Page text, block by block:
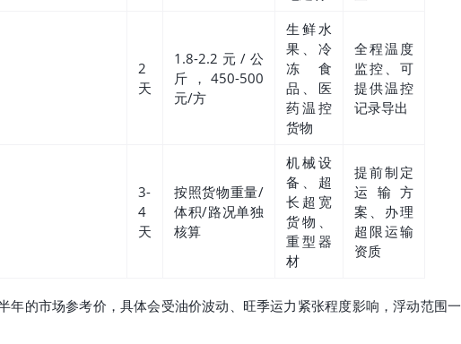
2
天
1.8-2.2元/公
斤，450-500
元/方
生鲜水
果、冷
冻食
品、医
药温控
货物
全程温度
监控、可
提供温控
记录导出
3-
4
天
按照货物重量/
体积/路况单独
核算
机械设
备、超
长超宽
货物、
重型器
材
提前制定
运输方
案、办理
超限运输
资质
年的市场参考价，具体会受油价波动、旺季运力紧张程度影响，浮动范围一